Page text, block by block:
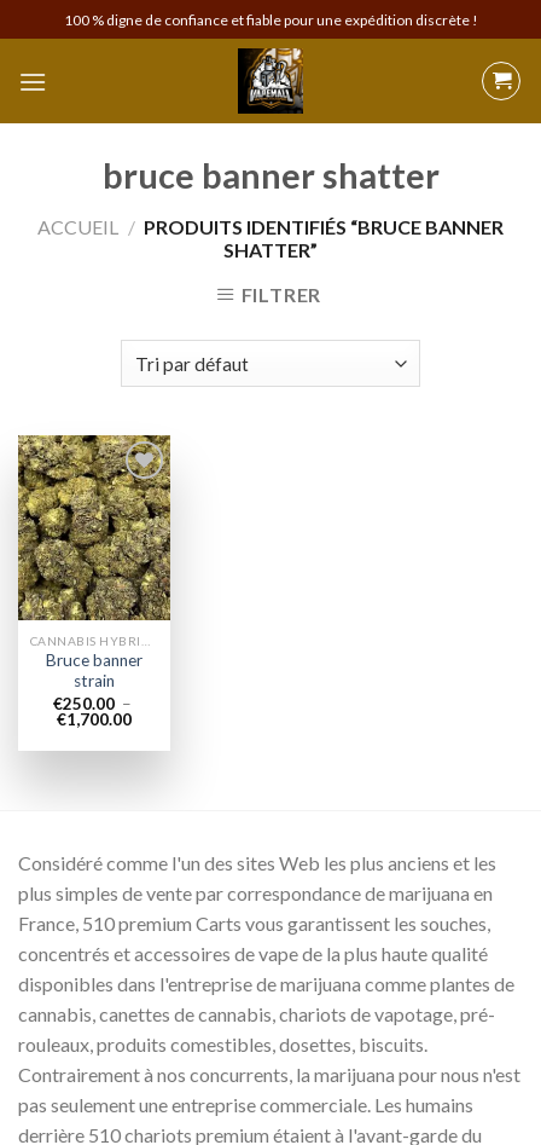
to
content
100 % digne de confiance et fiable pour une expédition discrète !
bruce banner shatter
ACCUEIL / PRODUITS IDENTIFIÉS “BRUCE BANNER
SHATTER”
FILTRER
Add to
wishlist
Bruce banner
strain
€250.00 –
€1,700.00Plage
prix :
Considéré comme l'un des sites Web les plus anciens et les
plus simples de vente par correspondance de marijuana en
France, 510 premium Carts vous garantissent les souches,
concentrés et accessoires de vape de la plus haute qualité
disponibles dans l'entreprise de marijuana comme plantes de
cannabis, canettes de cannabis, chariots de vapotage, pré-
rouleaux, produits comestibles, dosettes, biscuits.
Contrairement à nos concurrents, la marijuana pour nous n'est
pas seulement une entreprise commerciale. Les humains
derrière 510 chariots premium étaient à l'avant-garde du